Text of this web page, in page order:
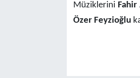
Müziklerini Fahir
Özer Feyzioğlu